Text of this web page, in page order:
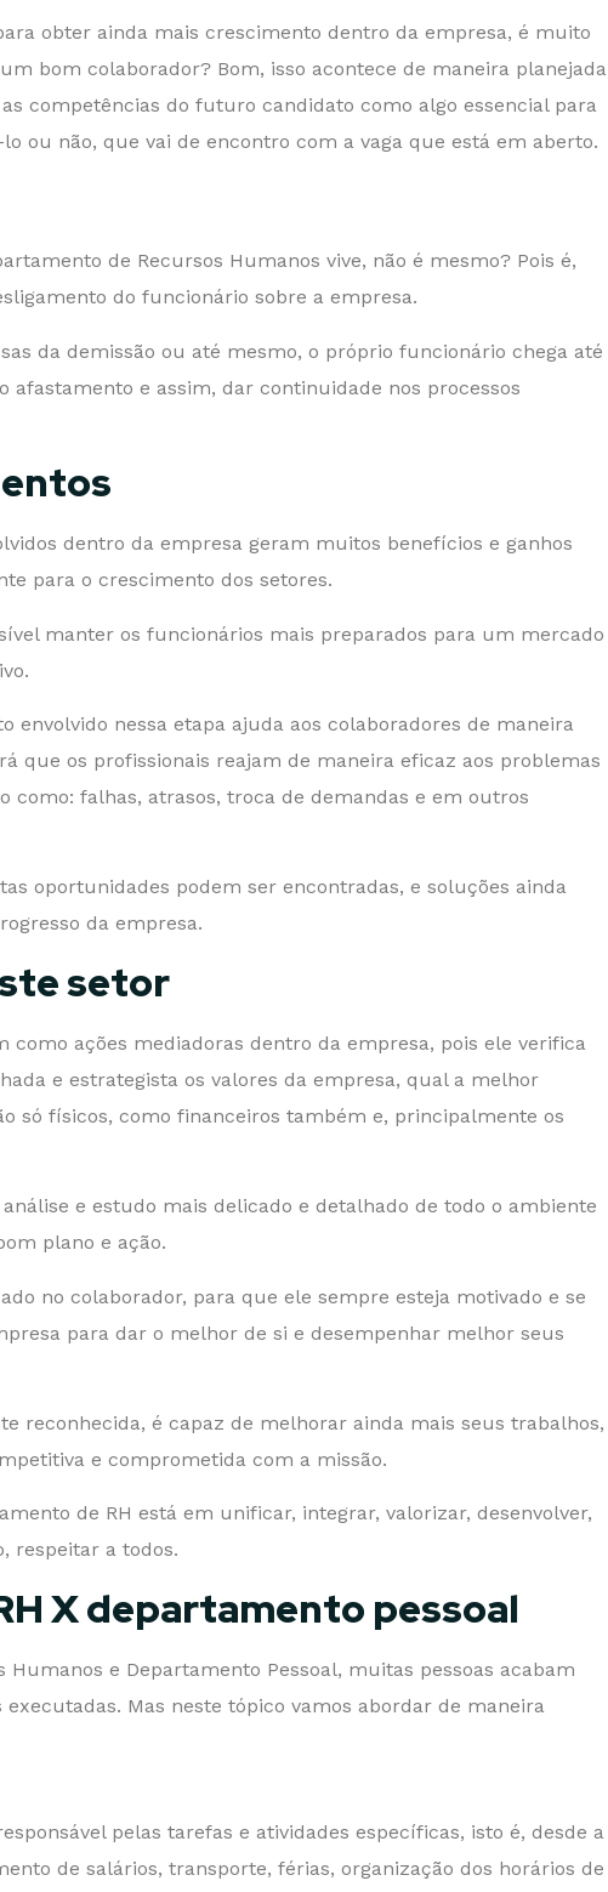
obter ainda mais crescimento dentro da empresa, é muito
bom colaborador? Bom, isso acontece de maneira planejada
competências do futuro candidato como algo essencial para
ou não, que vai de encontro com a vaga que está em aberto.
de Recursos Humanos vive, não é mesmo? Pois é,
do funcionário sobre a empresa.
da demissão ou até mesmo, o próprio funcionário chega até
afastamento e assim, dar continuidade nos processos
dentro da empresa geram muitos benefícios e ganhos
para o crescimento dos setores.
manter os funcionários mais preparados para um mercado
envolvido nessa etapa ajuda aos colaboradores de maneira
que os profissionais reajam de maneira eficaz aos problemas
como: falhas, atrasos, troca de demandas e em outros
oportunidades podem ser encontradas, e soluções ainda
da empresa.
setor
como ações mediadoras dentro da empresa, pois ele verifica
e estrategista os valores da empresa, qual a melhor
só físicos, como financeiros também e, principalmente os
e estudo mais delicado e detalhado de todo o ambiente
plano e ação.
no colaborador, para que ele sempre esteja motivado e se
para dar o melhor de si e desempenhar melhor seus
reconhecida, é capaz de melhorar ainda mais seus trabalhos,
e comprometida com a missão.
de RH está em unificar, integrar, valorizar, desenvolver,
respeitar a todos.
X departamento pessoal
Humanos e Departamento Pessoal, muitas pessoas acabam
Mas neste tópico vamos abordar de maneira
pelas tarefas e atividades específicas, isto é, desde a
de salários, transporte, férias, organização dos horários de